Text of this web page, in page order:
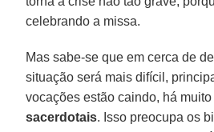
celebrando a missa.
Mas sabe-se que em cerca de
situação será mais difícil,
vocações estão caindo, há
sacerdotais. Isso preocupa os